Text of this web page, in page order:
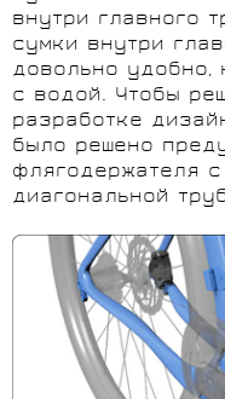
внутри главного
сумки внутри
довольно удобно,
с водой. Чтобы
разработке
было решено
флягодержателя
диагональной